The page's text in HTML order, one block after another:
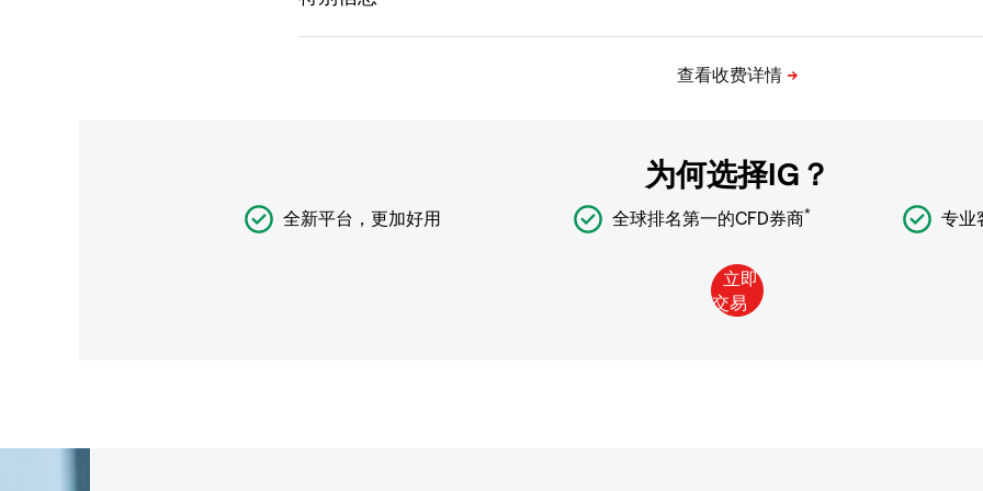
为何选择IG？
全新平台，更加好用 全球排名第一的CFD券商* 专业